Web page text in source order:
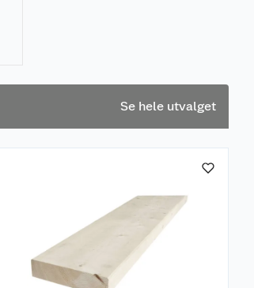
Se hele utvalget